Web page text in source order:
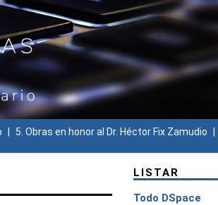
5. Obras en honor al Dr. Héctor Fix Zamudio
LISTAR
Todo DSpace